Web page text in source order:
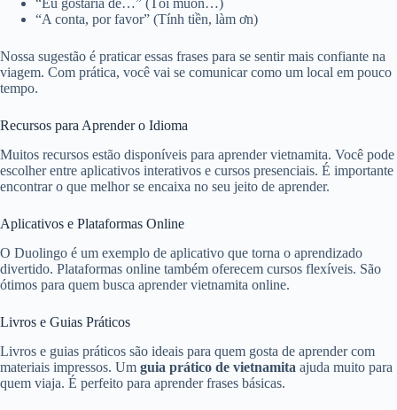
“Eu gostaria de…” (Tôi muốn…)
“A conta, por favor” (Tính tiền, làm ơn)
Nossa sugestão é praticar essas frases para se sentir mais confiante na
viagem. Com prática, você vai se comunicar como um local em pouco
tempo.
Recursos para Aprender o Idioma
Muitos recursos estão disponíveis para aprender vietnamita. Você pode
escolher entre aplicativos interativos e cursos presenciais. É importante
encontrar o que melhor se encaixa no seu jeito de aprender.
Aplicativos e Plataformas Online
O Duolingo é um exemplo de aplicativo que torna o aprendizado
divertido. Plataformas online também oferecem cursos flexíveis. São
ótimos para quem busca aprender vietnamita online.
Livros e Guias Práticos
Livros e guias práticos são ideais para quem gosta de aprender com
materiais impressos. Um guia prático de vietnamita ajuda muito para
quem viaja. É perfeito para aprender frases básicas.